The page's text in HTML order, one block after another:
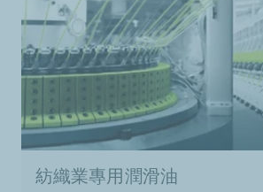
紡織業專用潤滑油